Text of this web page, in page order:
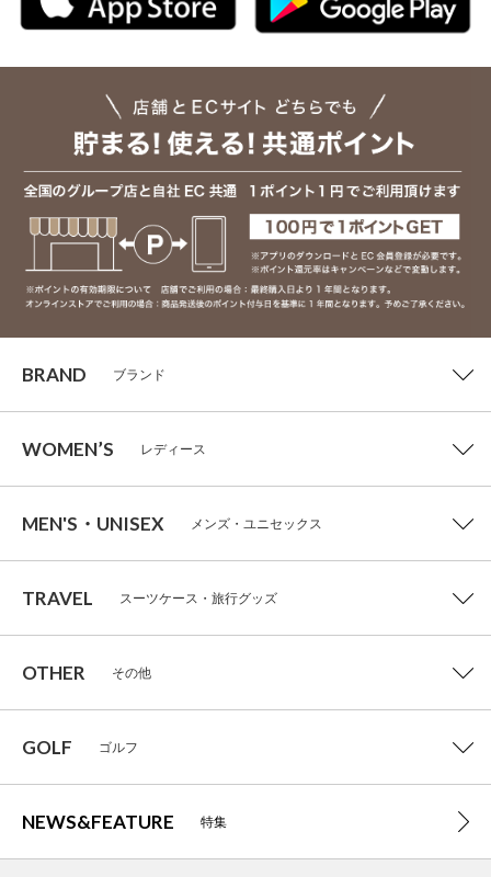
BRAND ブランド
WOMEN’S レディース
MEN'S・UNISEX メンズ・ユニセックス
TRAVEL スーツケース・旅行グッズ
OTHER その他
GOLF ゴルフ
NEWS&FEATURE 特集